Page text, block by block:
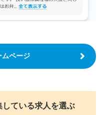
ムページ
している求人を選ぶ